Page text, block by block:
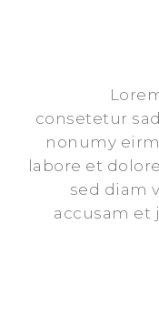
consetetur
nonumy
labore et
sed diam
accusam et